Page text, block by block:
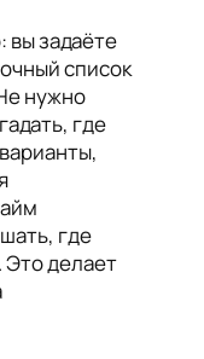
вы задаёте
список
нужно
где
где
Это делает